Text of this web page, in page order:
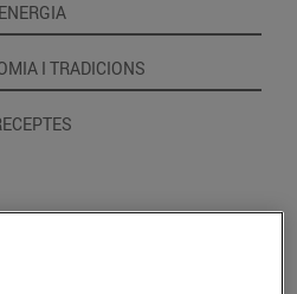
ENERGIA
I TRADICIONS